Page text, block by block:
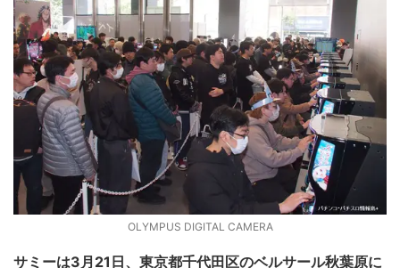
OLYMPUS DIGITAL CAMERA
サミーは3月21日、東京都千代田区のベルサール秋葉原に